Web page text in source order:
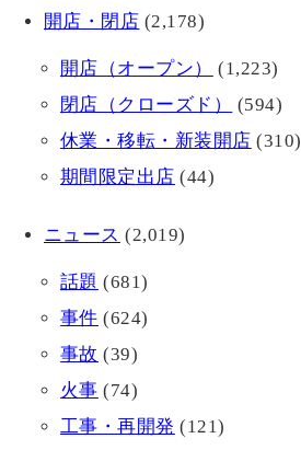
開店・閉店 (2,178)
開店（オープン）
(1,223)
閉店（クローズド）
(594)
休業・移転・新装開店 (310)
期間限定出店 (44)
ニュース (2,019)
話題 (681)
事件 (624)
事故 (39)
火事 (74)
工事・再開発 (121)